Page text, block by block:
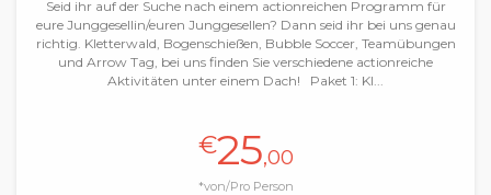
Seid ihr auf der Suche nach einem actionreichen Programm für
eure Junggesellin/euren Junggesellen? Dann seid ihr bei uns genau
richtig. Kletterwald, Bogenschießen, Bubble Soccer, Teamübungen
und Arrow Tag, bei uns finden Sie verschiedene actionreiche
Aktivitäten unter einem Dach! Paket 1: Kl...
€25,00
*von/Pro Person